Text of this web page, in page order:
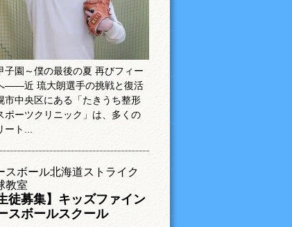
子園～僕の最後の夏 再びフィー
――近 琉大朗選手の挑戦と復活
中央区にある「たきうち整形
ポーツクリニック」は、多くの
ート...
スボール北海道ストライク
教室
徒募集】キッズファイン
スボールスクール